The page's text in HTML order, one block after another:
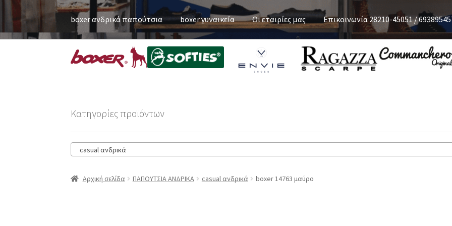
boxer ανδρικά παπούτσια boxer γυναικεία Οι εταιρίες μας Επικοινωνία 28210-45051 /
Κατηγορίες προϊόντων
casual ανδρικά
Αρχική σελίδα ΠΑΠΟΥΤΣΙΑ ΑΝΔΡΙΚΑ casual ανδρικά boxer 14763 μαύρο